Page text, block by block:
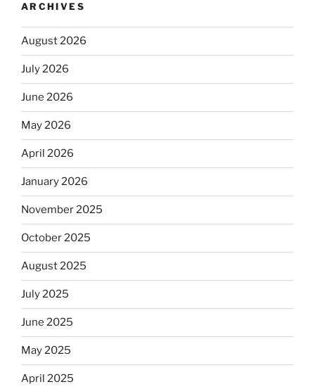
ARCHIVES
August 2026
July 2026
June 2026
May 2026
April 2026
January 2026
November 2025
October 2025
August 2025
July 2025
June 2025
May 2025
April 2025